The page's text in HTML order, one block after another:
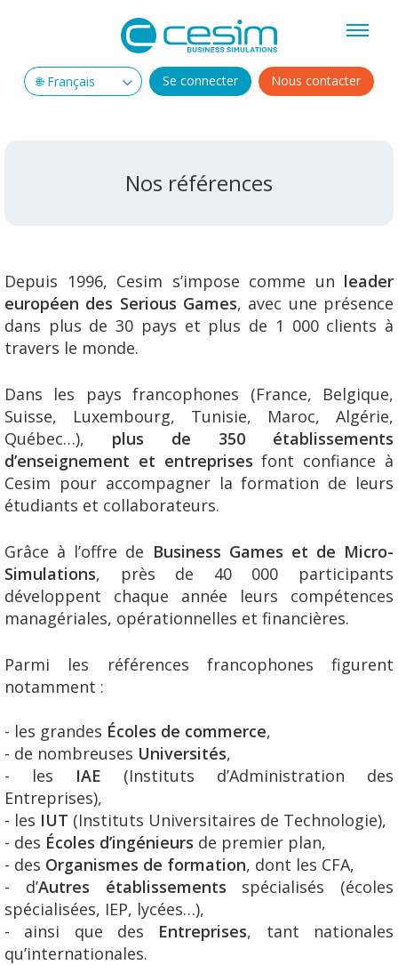
Se connecter Nous contacter
Nos références
Depuis 1996, Cesim s’impose comme un leader
européen des Serious Games, avec une présence
dans plus de 30 pays et plus de 1 000 clients à
travers le monde.
Dans les pays francophones (France, Belgique,
Suisse, Luxembourg, Tunisie, Maroc, Algérie,
Québec…), plus de 350 établissements
d’enseignement et entreprises font confiance à
Cesim pour accompagner la formation de leurs
étudiants et collaborateurs.
Grâce à l’offre de Business Games et de Micro-
Simulations, près de 40 000 participants
développent chaque année leurs compétences
managériales, opérationnelles et financières.
Parmi les références francophones figurent
notamment :
- les grandes Écoles de commerce,
- de nombreuses Universités,
- les IAE (Instituts d’Administration des
Entreprises),
- les IUT (Instituts Universitaires de Technologie),
- des Écoles d’ingénieurs de premier plan,
- des Organismes de formation, dont les CFA,
- d’Autres établissements spécialisés (écoles
spécialisées, IEP, lycées…),
- ainsi que des Entreprises, tant nationales
qu’internationales.